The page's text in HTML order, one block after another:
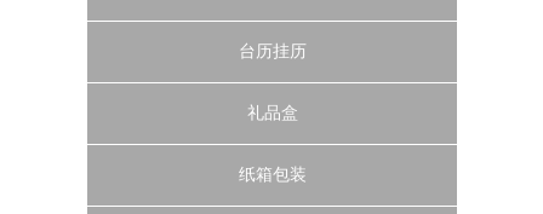
台历挂历
礼品盒
纸箱包装